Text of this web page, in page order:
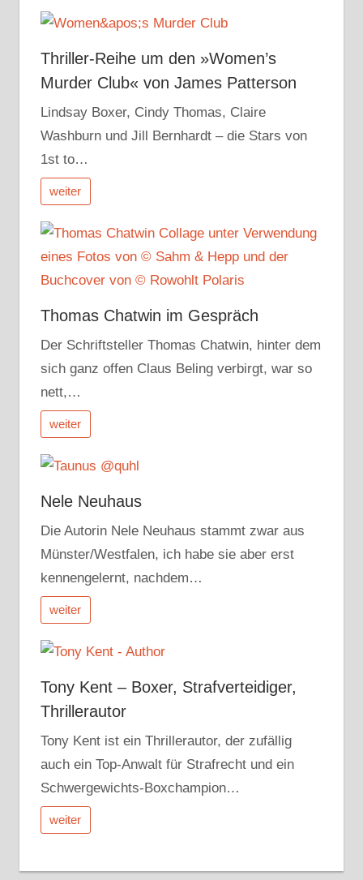
Thriller-Reihe um den »Women’s
Murder Club« von James Patterson
Lindsay Boxer, Cindy Thomas, Claire
Washburn und Jill Bernhardt – die Stars von
1st to…
weiter
Thomas Chatwin im Gespräch
Der Schriftsteller Thomas Chatwin, hinter dem
sich ganz offen Claus Beling verbirgt, war so
nett,…
weiter
Nele Neuhaus
Die Autorin Nele Neuhaus stammt zwar aus
Münster/Westfalen, ich habe sie aber erst
kennengelernt, nachdem…
weiter
Tony Kent – Boxer, Strafverteidiger,
Thrillerautor
Tony Kent ist ein Thrillerautor, der zufällig
auch ein Top-Anwalt für Strafrecht und ein
Schwergewichts-Boxchampion…
weiter